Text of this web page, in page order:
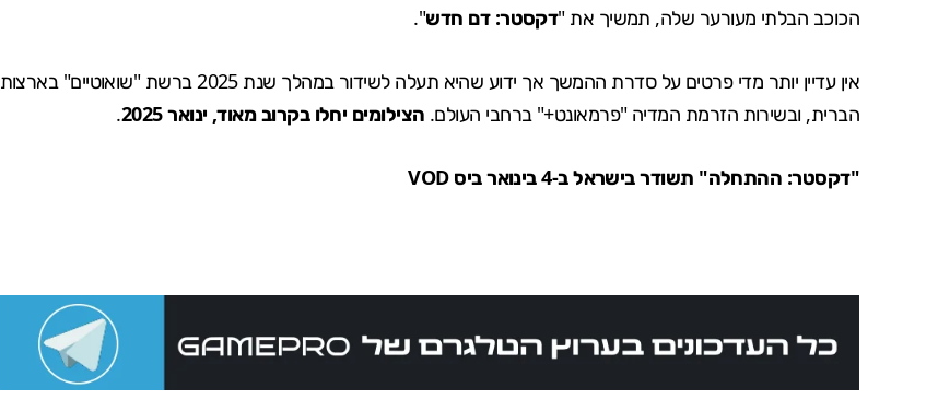
הכוכב הבלתי מעורער שלה, תמשיך את "דקסטר: דם חדש".
אין עדיין יותר מדי פרטים על סדרת ההמשך אך ידוע שהיא תעלה לשידור במהלך שנת 2025 ברשת "שואוטיים" בארצות
הברית, ובשירות הזרמת המדיה "פרמאונט+" ברחבי העולם. הצילומים יחלו בקרוב מאוד, ינואר 2025 .
"דקסטר: ההתחלה" תשודר בישראל ב-4 בינואר ביס VOD